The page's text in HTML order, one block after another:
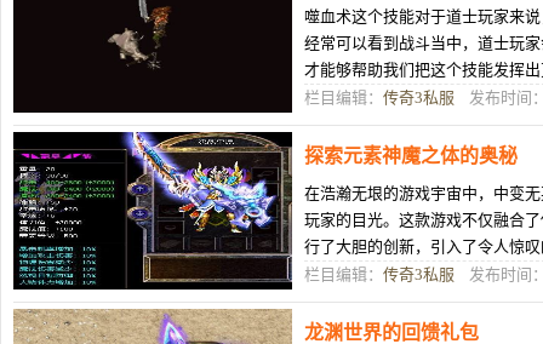
噬血术这个技能对于道士玩家来
经常可以看到战斗当中，道士玩
才能够帮助我们把这个技能发挥
书又是在哪里获取的呢?作为对于
栏目编辑： 传奇3私服 发布时间
探索元素神魔之体的奥秘
在浩瀚无垠的游戏宇宙中，中变
玩家的目光。这款游戏不仅融合
行了大胆的创新，引入了令人惊
一起揭开这一神秘系统的面纱，探
栏目编辑： 传奇3私服 发布时间
龙渊世界的回馈礼包